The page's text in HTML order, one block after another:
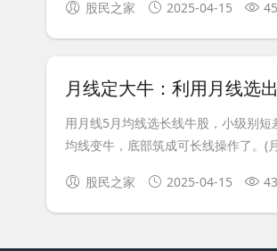
股民之家 2025-04-15
月线定大牛：利用月线选
用月线5月均线选长线牛股，小级别
均线变牛，底部筑成可长线操作了。(
股民之家 2025-04-15